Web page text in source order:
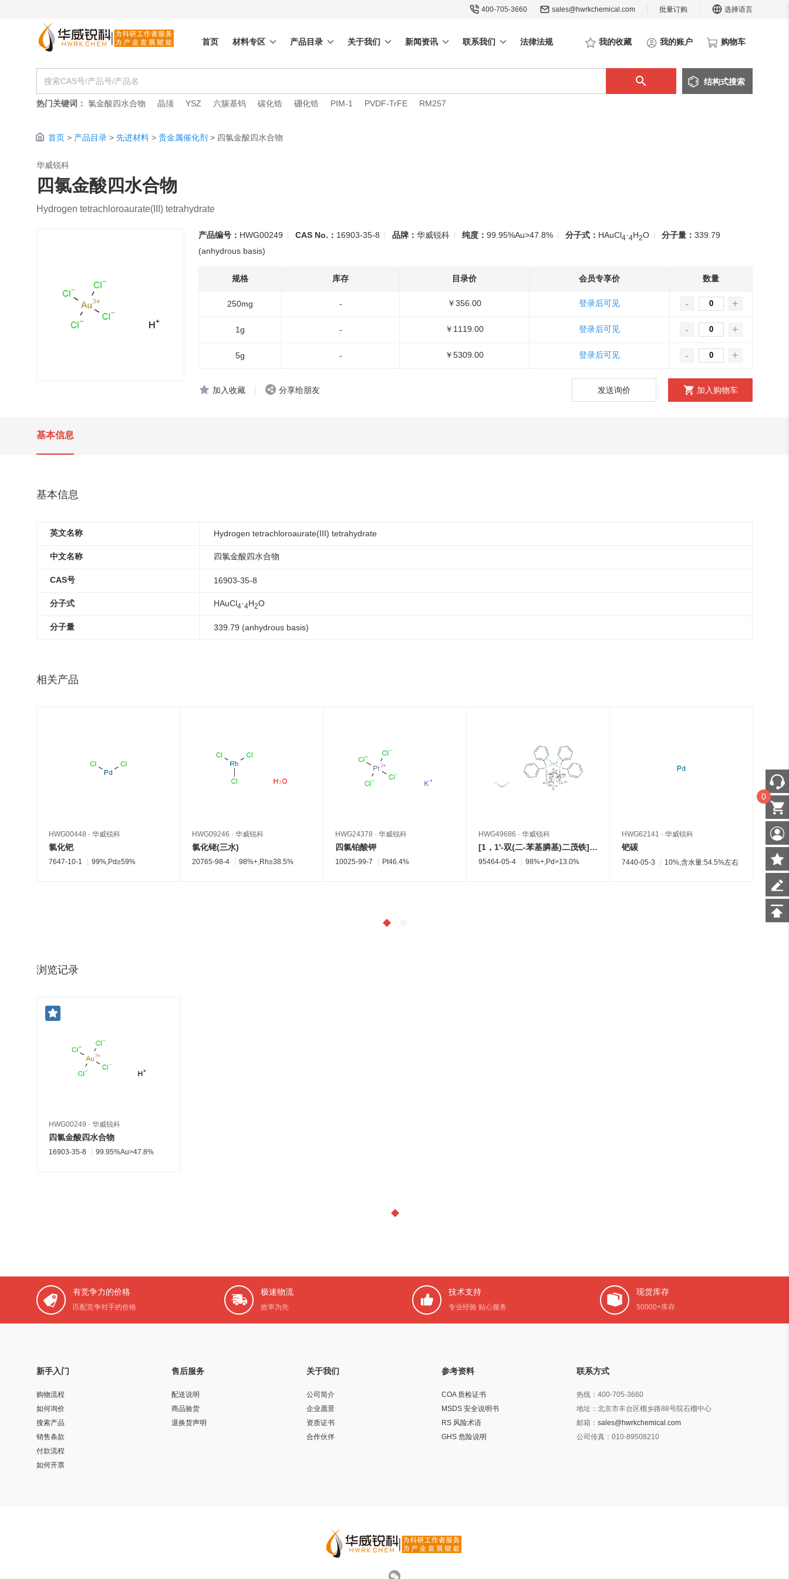
批量订购 选择语言
400-705-3660 sales@hwrkchemical.com
首页 材料专区 产品目录 关于我们 新闻资讯 联系我们 法律法规 我的收藏 我的账户 购物车
结构式搜索
热门关键词： 氯金酸四水合物 晶须 YSZ 六羰基钨 碳化锆 硼化锆 PIM-1 PVDF-TrFE RM257
首页 > 产品目录 > 先进材料 > 贵金属催化剂 > 四氯金酸四水合物
四氯金酸四水合物
华威锐科
Hydrogen tetrachloroaurate(III) tetrahydrate
产品编号： HWG00249 CAS No.： 16903-35-8 品牌： 华威锐科 纯度： 99.95%Au>47.8% 分子式： HAuCl4·4H2O 分子量： 339.79
(anhydrous basis)
规格 库存 目录价 会员专享价 数量
250mg - ￥356.00 登录后可见 - +
1g - ￥1119.00 登录后可见 - +
5g - ￥5309.00 登录后可见 - +
加入收藏 分享给朋友 发送询价 加入购物车
基本信息
基本信息
英文名称 Hydrogen tetrachloroaurate(III) tetrahydrate
中文名称 四氯金酸四水合物
CAS号 16903-35-8
分子式 HAuCl4·4H2O
分子量 339.79 (anhydrous basis)
相关产品
HWG00448 · 华威锐科
氯化钯
7647-10-1 99%,Pd≥59%
HWG09246 · 华威锐科
氯化铑(三水)
20765-98-4 98%+,Rh≥38.5%
HWG24378 · 华威锐科
四氯铂酸钾
10025-99-7 Pt46.4%
HWG49686 · 华威锐科
[1，1'-双(二-苯基膦基)二茂铁]氯化钯(II)，二氯甲烷复合物(1:1)
95464-05-4 98%+,Pd>13.0%
HWG62141 · 华威锐科
钯碳
7440-05-3 10%,含水量:54.5%左右
醋酸钯
3375-
浏览记录
HWG00249 · 华威锐科
四氯金酸四水合物
16903-35-8 99.95%Au>47.8%
有竞争力的价格
匹配竞争对手的价格
极速物流
效率为先
技术支持
专业经验 贴心服务
现货库存
50000+库存
新手入门
购物流程
如何询价
搜索产品
销售条款
付款流程
如何开票
售后服务
配送说明
商品验货
退换货声明
关于我们
公司简介
企业愿景
资质证书
合作伙伴
参考资料
COA 质检证书
MSDS 安全说明书
RS 风险术语
GHS 危险说明
联系方式
热线： 400-705-3660
地址： 北京市丰台区榴乡路88号院石榴中心
邮箱： sales@hwrkchemical.com
公司传真： 010-89508210
0